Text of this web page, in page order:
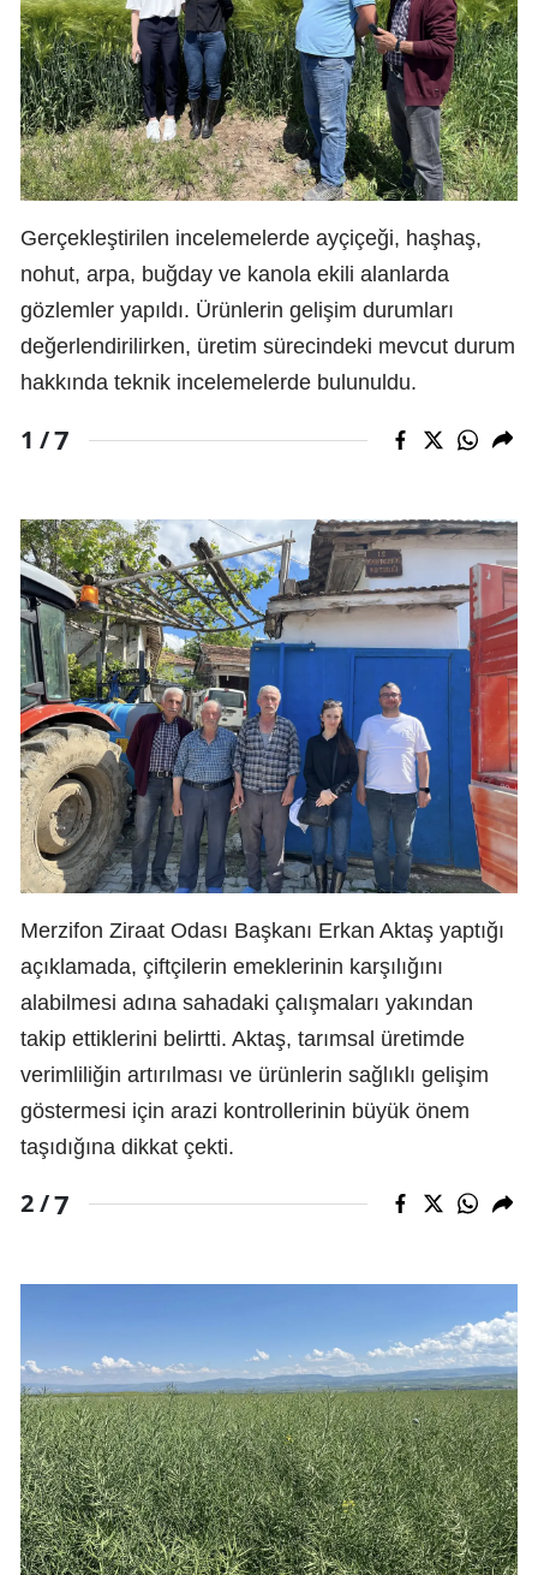
Gerçekleştirilen incelemelerde ayçiçeği, haşhaş,
nohut, arpa, buğday ve kanola ekili alanlarda
gözlemler yapıldı. Ürünlerin gelişim durumları
değerlendirilirken, üretim sürecindeki mevcut durum
hakkında teknik incelemelerde bulunuldu.
1 /7
Merzifon Ziraat Odası Başkanı Erkan Aktaş yaptığı
açıklamada, çiftçilerin emeklerinin karşılığını
alabilmesi adına sahadaki çalışmaları yakından
takip ettiklerini belirtti. Aktaş, tarımsal üretimde
verimliliğin artırılması ve ürünlerin sağlıklı gelişim
göstermesi için arazi kontrollerinin büyük önem
taşıdığına dikkat çekti.
2 /7